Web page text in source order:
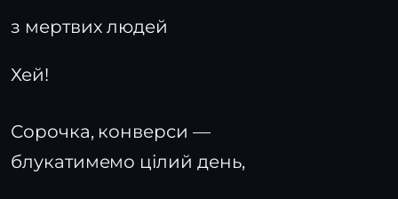
з мертвих людей
Хей!
Сорочка, конверси —
блукатимемо цілий день,